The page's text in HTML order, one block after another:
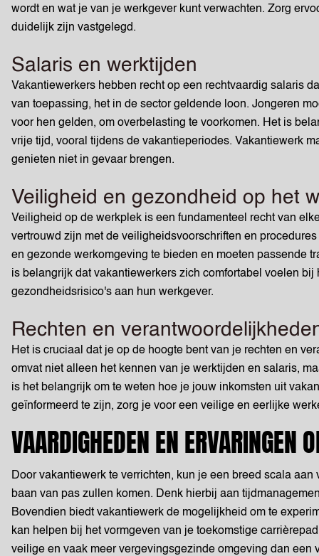
wordt en wat je van je werkgever kunt verwachten. Zorg
duidelijk zijn vastgelegd.
Salaris en werktijden
Vakantiewerkers hebben recht op een rechtvaardig salaris
van toepassing, het in de sector geldende loon. Jongeren
voor hen gelden, om overbelasting te voorkomen. Het is
vrije tijd, vooral tijdens de vakantieperiodes. Vakantiewerk
genieten niet in gevaar brengen.
Veiligheid en gezondheid op het
Veiligheid op de werkplek is een fundamenteel recht van
vertrouwd zijn met de veiligheidsvoorschriften en
en gezonde werkomgeving te bieden en moeten passende
is belangrijk dat vakantiewerkers zich comfortabel voelen
gezondheidsrisico's aan hun werkgever.
Rechten en
Het is cruciaal dat je op de hoogte bent van je rechten en
omvat niet alleen het kennen van je werktijden en salaris,
is het belangrijk om te weten hoe je jouw inkomsten uit
geïnformeerd te zijn, zorg je voor een veilige en eerlijke
VAARDIGHEDEN EN ERVARINGEN
Door vakantiewerk te verrichten, kun je een breed scala
baan van pas zullen komen. Denk hierbij aan
Bovendien biedt vakantiewerk de mogelijkheid om te
kan helpen bij het vormgeven van je toekomstige
veilige en vaak meer vergevingsgezinde omgeving dan een